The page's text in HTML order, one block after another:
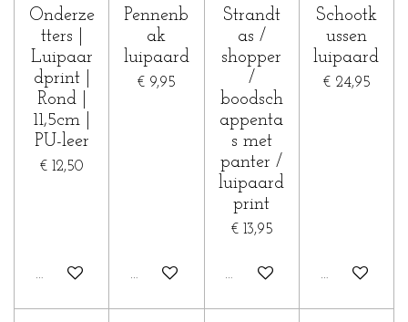
Onderze
tters |
Luipaar
dprint |
Rond |
11,5cm |
PU-leer
€ 12,50
Houd mij op de hoogte
Pennenb
ak
luipaard
€ 9,95
Houd mij op de hoogte
Strandt
as /
shopper
/
boodsch
appenta
s met
panter /
luipaard
print
€ 13,95
Houd mij op de hoogte
Schootk
ussen
luipaard
€ 24,95
Houd mij op